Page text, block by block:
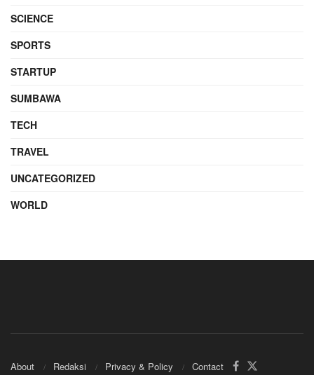
SCIENCE
SPORTS
STARTUP
SUMBAWA
TECH
TRAVEL
UNCATEGORIZED
WORLD
About Redaksi Privacy & Policy Contact